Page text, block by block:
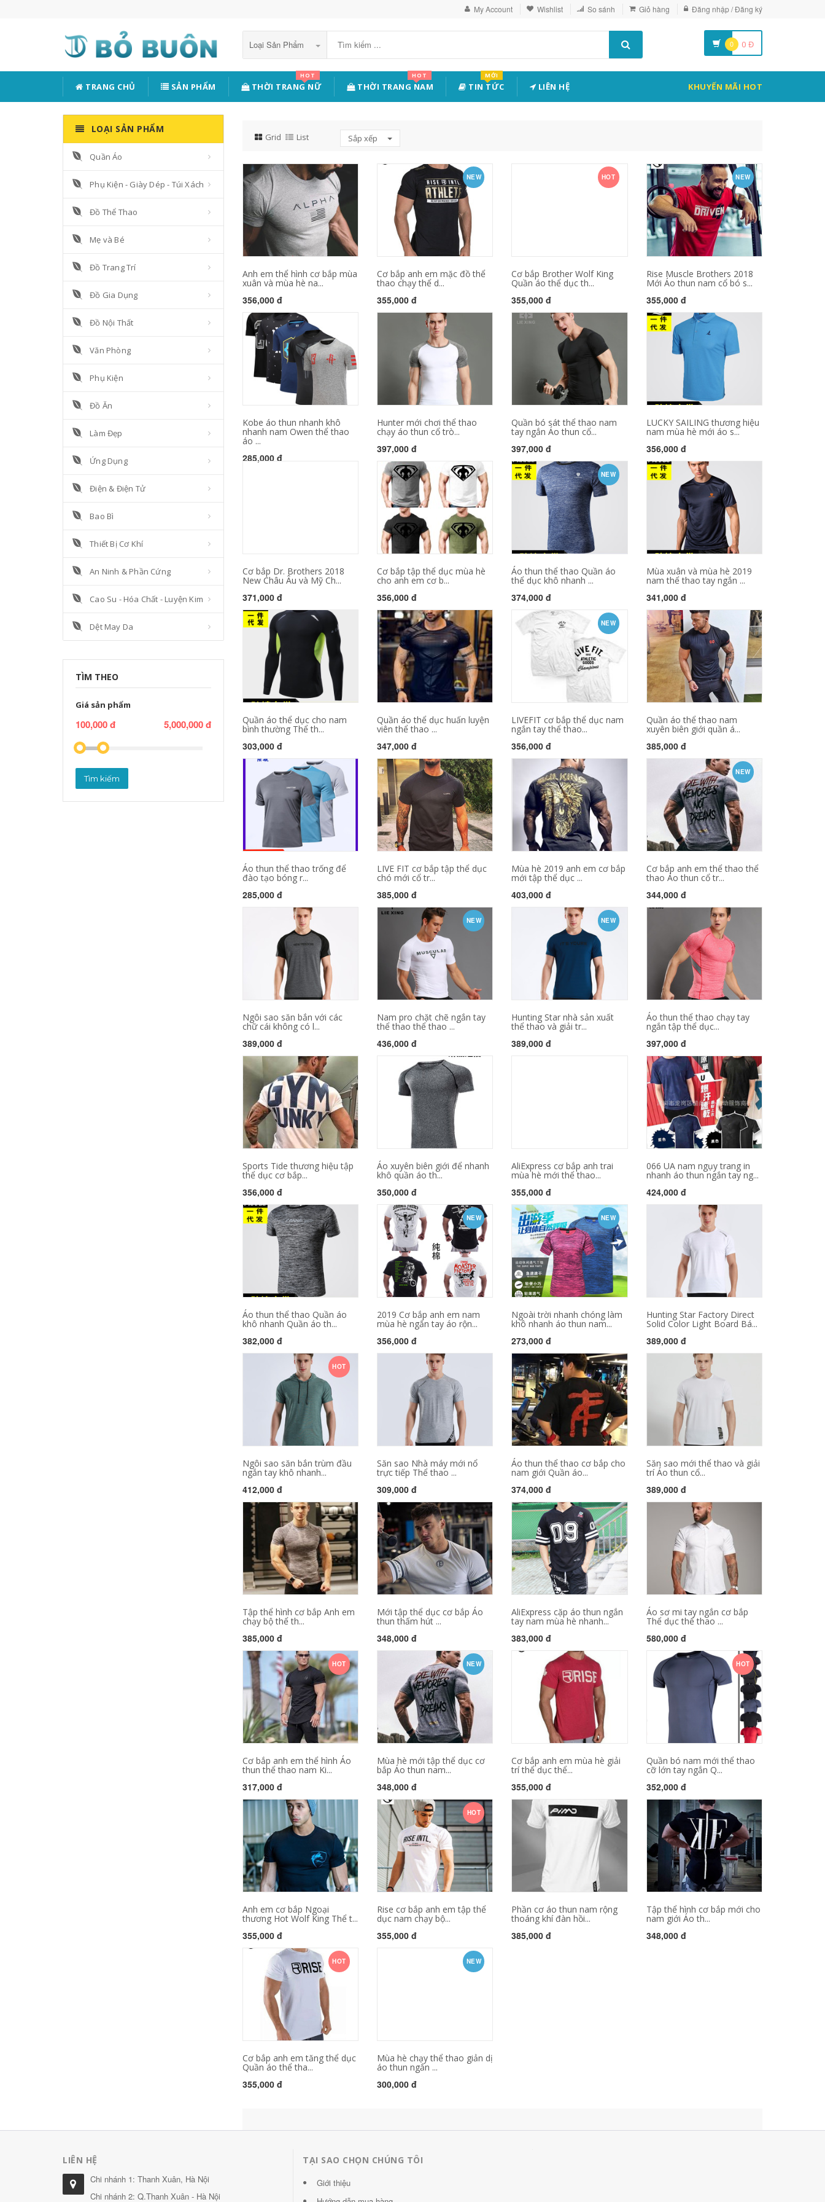
My Account Wishlist So sánh Giỏ hàng Đăng nhập / Đăng ký
Loại Sản Phẩm 0 0 Đ
TRANG CHỦ SẢN PHẨM THỜI TRANG NỮ
HOT
THỜI TRANG NAM
HOT
TIN TỨC
MỚI
LIÊN HỆ KHUYẾN MÃI HOT
LOẠI SẢN PHẨM
Quần Áo
Phụ Kiện - Giày Dép - Túi Xách
Đồ Thể Thao
Mẹ và Bé
Đồ Trang Trí
Đồ Gia Dụng
Đồ Nội Thất
Văn Phòng
Phụ Kiện
Đồ Ăn
Làm Đẹp
Ứng Dụng
Điện & Điện Tử
Bao Bì
Thiết Bị Cơ Khí
An Ninh & Phần Cứng
Cao Su - Hóa Chất - Luyện Kim
Dệt May Da
TÌM THEO
Giá sản phẩm
100,000 đ 5,000,000 đ
Tìm kiếm
Grid List Sắp xếp
Anh em thể hình cơ bắp mùa
xuân và mùa hè na...
356,000 đ
NEW
Cơ bắp anh em mặc đồ thể
thao chạy thể d...
355,000 đ
HOT
Cơ bắp Brother Wolf King
Quần áo thể dục th...
355,000 đ
NEW
Rise Muscle Brothers 2018
Mới Áo thun nam cổ bó s...
355,000 đ
Kobe áo thun nhanh khô
nhanh nam Owen thể thao
áo ...
285,000 đ
Hunter mới chơi thể thao
chạy áo thun cổ trò...
397,000 đ
Quần bó sát thể thao nam
tay ngắn Áo thun cổ...
397,000 đ
LUCKY SAILING thương hiệu
nam mùa hè mới áo s...
356,000 đ
Cơ bắp Dr. Brothers 2018
New Châu Âu và Mỹ Ch...
371,000 đ
Cơ bắp tập thể dục mùa hè
cho anh em cơ b...
356,000 đ
NEW
Áo thun thể thao Quần áo
thể dục khô nhanh ...
374,000 đ
Mùa xuân và mùa hè 2019
nam thể thao tay ngắn ...
341,000 đ
Quần áo thể dục cho nam
bình thường Thể th...
303,000 đ
Quần áo thể dục huấn luyện
viên thể thao ...
347,000 đ
NEW
LIVEFIT cơ bắp thể dục nam
ngắn tay thể thao...
356,000 đ
Quần áo thể thao nam
xuyên biên giới quần á...
385,000 đ
Áo thun thể thao trống để
đào tạo bóng r...
285,000 đ
LIVE FIT cơ bắp tập thể dục
chó mới cổ tr...
385,000 đ
Mùa hè 2019 anh em cơ bắp
mới tập thể dục ...
403,000 đ
NEW
Cơ bắp anh em thể thao thể
thao Áo thun cổ tr...
344,000 đ
Ngôi sao săn bắn với các
chữ cái không có l...
389,000 đ
NEW
Nam pro chặt chẽ ngắn tay
thể thao thể thao ...
436,000 đ
NEW
Hunting Star nhà sản xuất
thể thao và giải tr...
389,000 đ
Áo thun thể thao chạy tay
ngắn tập thể dục...
397,000 đ
Sports Tide thương hiệu tập
thể dục cơ bắp...
356,000 đ
Áo xuyên biên giới để nhanh
khô quần áo th...
350,000 đ
AliExpress cơ bắp anh trai
mùa hè mới thể thao...
355,000 đ
066 UA nam ngụy trang in
nhanh áo thun ngắn tay ng...
424,000 đ
Áo thun thể thao Quần áo
khô nhanh Quần áo th...
382,000 đ
NEW
2019 Cơ bắp anh em nam
mùa hè ngắn tay áo rộn...
356,000 đ
NEW
Ngoài trời nhanh chóng làm
khô nhanh áo thun nam...
273,000 đ
Hunting Star Factory Direct
Solid Color Light Board Bá...
389,000 đ
HOT
Ngôi sao săn bắn trùm đầu
ngắn tay khô nhanh...
412,000 đ
Săn sao Nhà máy mới nổ
trực tiếp Thể thao ...
309,000 đ
Áo thun thể thao cơ bắp cho
nam giới Quần áo...
374,000 đ
Săn sao mới thể thao và giải
trí Áo thun cổ...
389,000 đ
Tập thể hình cơ bắp Anh em
chạy bộ thể th...
385,000 đ
Mới tập thể dục cơ bắp Áo
thun thấm hút ...
348,000 đ
AliExpress cặp áo thun ngắn
tay nam mùa hè nhanh...
383,000 đ
Áo sơ mi tay ngắn cơ bắp
Thể dục thể thao ...
580,000 đ
HOT
Cơ bắp anh em thể hình Áo
thun thể thao nam Ki...
317,000 đ
NEW
Mùa hè mới tập thể dục cơ
bắp Áo thun nam...
348,000 đ
Cơ bắp anh em mùa hè giải
trí thể dục thể...
355,000 đ
HOT
Quần bó nam mới thể thao
cỡ lớn tay ngắn Q...
352,000 đ
Anh em cơ bắp Ngoại
thương Hot Wolf King Thể t...
355,000 đ
HOT
Rise cơ bắp anh em tập thể
dục nam chạy bộ...
355,000 đ
Phần cơ áo thun nam rộng
thoáng khí đàn hồi...
385,000 đ
Tập thể hình cơ bắp mới cho
nam giới Áo th...
348,000 đ
HOT
Cơ bắp anh em tăng thể dục
Quần áo thể tha...
355,000 đ
NEW
Mùa hè chạy thể thao giản dị
áo thun ngắn ...
300,000 đ
LIÊN HỆ
Chi nhánh 1: Thanh Xuân, Hà Nội
Chi nhánh 2: Q.Thanh Xuân - Hà Nội
TẠI SAO CHỌN CHÚNG TÔI
Giới thiệu